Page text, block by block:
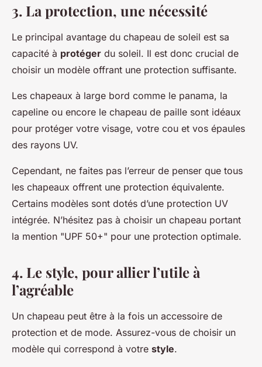
3. La protection, une nécessité
Le principal avantage du chapeau de soleil est sa
capacité à protéger du soleil. Il est donc crucial de
choisir un modèle offrant une protection suffisante.
Les chapeaux à large bord comme le panama, la
capeline ou encore le chapeau de paille sont idéaux
pour protéger votre visage, votre cou et vos épaules
des rayons UV.
Cependant, ne faites pas l’erreur de penser que tous
les chapeaux offrent une protection équivalente.
Certains modèles sont dotés d’une protection UV
intégrée. N’hésitez pas à choisir un chapeau portant
la mention "UPF 50+" pour une protection optimale.
4. Le style, pour allier l’utile à
l’agréable
Un chapeau peut être à la fois un accessoire de
protection et de mode. Assurez-vous de choisir un
modèle qui correspond à votre style.